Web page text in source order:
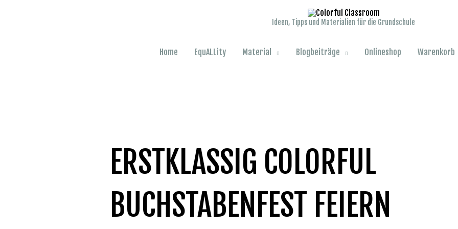
Ideen, Tipps und Materialien für die Grundschule
Home EquALLity Material Blogbeiträge Onlineshop Warenkorb
ERSTKLASSIG COLORFUL
BUCHSTABENFEST FEIERN